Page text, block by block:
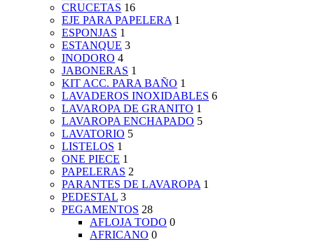
CRUCETAS 16
EJE PARA PAPELERA 1
ESPONJAS 1
ESTANQUE 3
INODORO 4
JABONERAS 1
KIT ACC. PARA BAÑO 1
LAVADEROS INOXIDABLES 6
LAVAROPA DE GRANITO 1
LAVAROPA ENCHAPADO 5
LAVATORIO 5
LISTELOS 1
ONE PIECE 1
PAPELERAS 2
PARANTES DE LAVAROPA 1
PEDESTAL 3
PEGAMENTOS 28
AFLOJA TODO 0
AFRICANO 0